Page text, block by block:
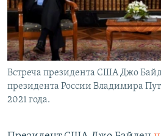
Встреча президента США Джо
президента России Владимира
2021 года.